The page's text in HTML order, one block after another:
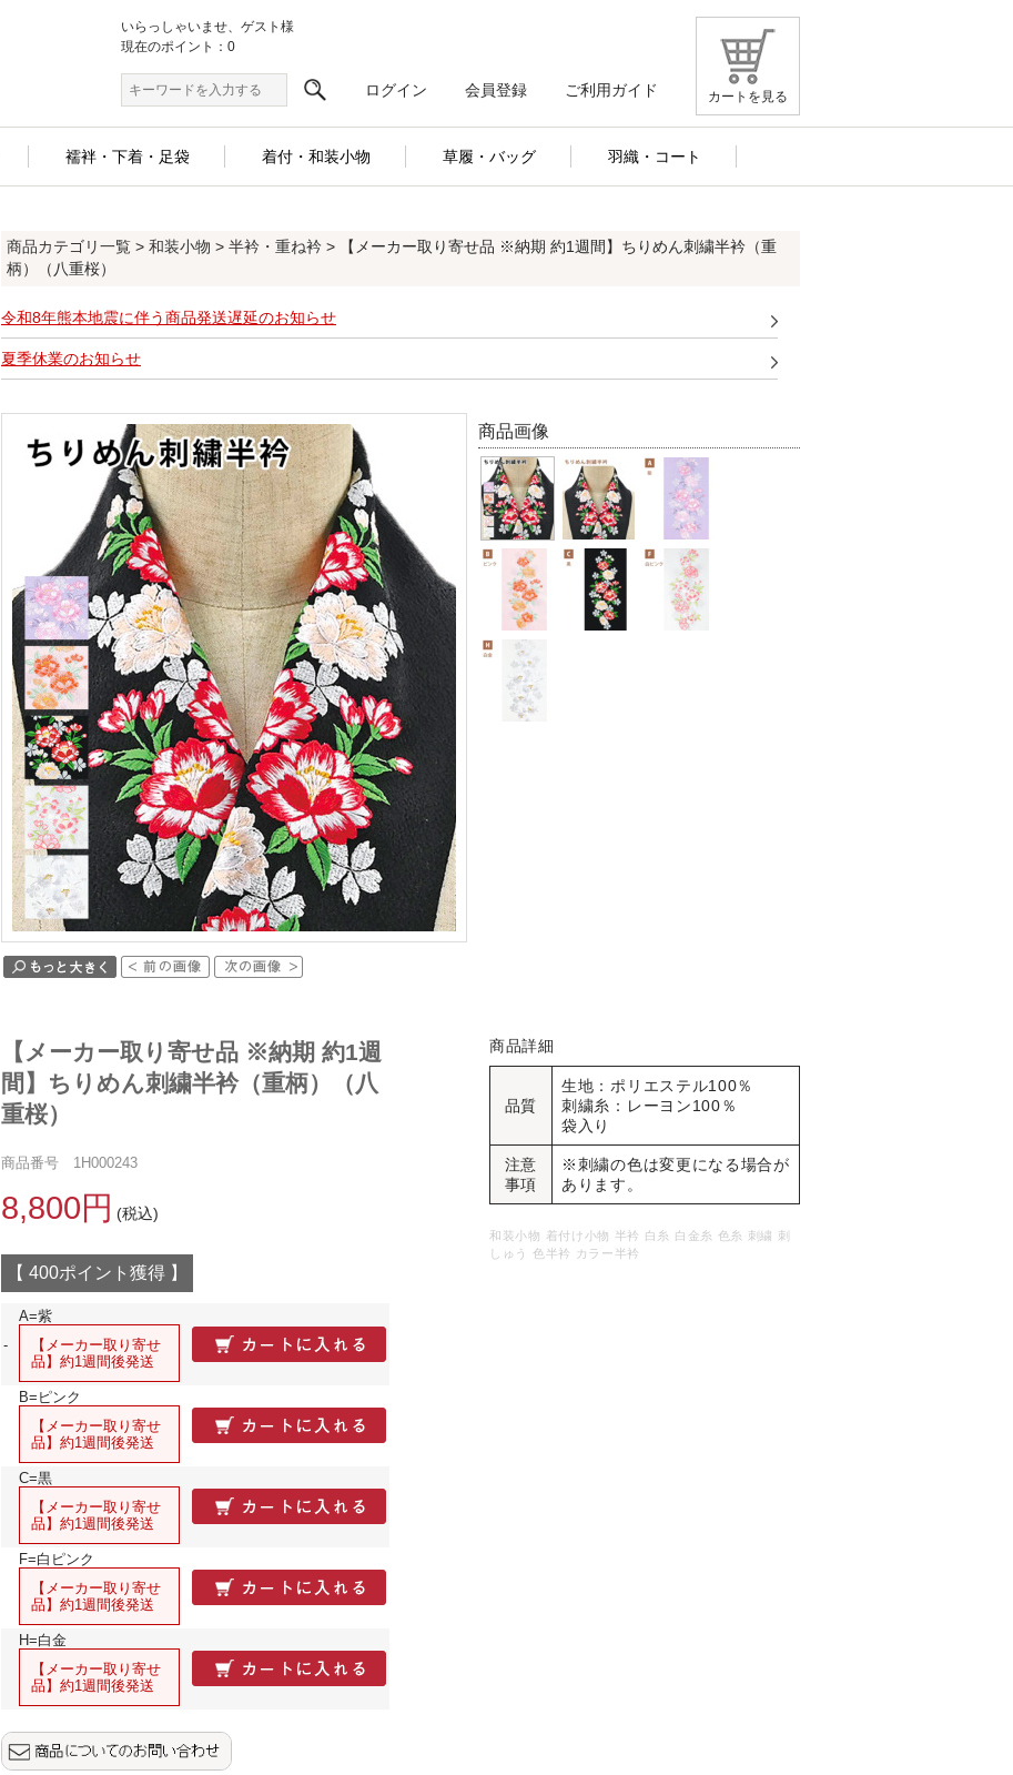
カートを見る
いらっしゃいませ、ゲスト様
現在のポイント：0
ログイン 会員登録 ご利用ガイド
襦袢・下着・足袋 着付・和装小物 草履・バッグ 羽織・コート
商品カテゴリ一覧 > 和装小物 > 半衿・重ね衿 > 【メーカー取り寄せ品 ※納期 約1週間】ちりめん刺繍半衿（重
柄）（八重桜）
令和8年熊本地震に伴う商品発送遅延のお知らせ
夏季休業のお知らせ
商品画像
商品詳細
品質
生地：ポリエステル100％
刺繍糸：レーヨン100％
袋入り
注意
事項
※刺繍の色は変更になる場合が
あります。
和装小物 着付け小物 半衿 白糸 白金糸 色糸 刺繍 刺
しゅう 色半衿 カラー半衿
【メーカー取り寄せ品 ※納期 約1週
間】ちりめん刺繍半衿（重柄）（八
重桜）
商品番号 1H000243
8,800円 (税込)
【 400ポイント獲得 】
-
A=紫
【メーカー取り寄せ
品】約1週間後発送
B=ピンク
【メーカー取り寄せ
品】約1週間後発送
C=黒
【メーカー取り寄せ
品】約1週間後発送
F=白ピンク
【メーカー取り寄せ
品】約1週間後発送
H=白金
【メーカー取り寄せ
品】約1週間後発送